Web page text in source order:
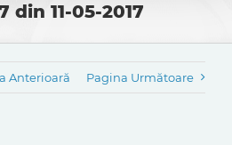
din 11-05-2017
Anterioară Pagina Următoare